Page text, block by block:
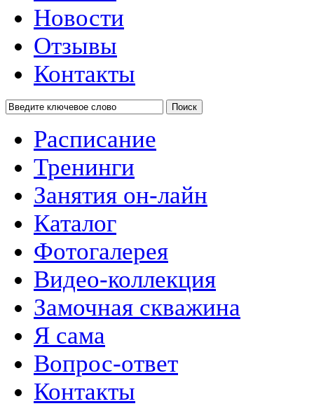
Новости
Отзывы
Контакты
Поиск
Расписание
Тренинги
Занятия он-лайн
Каталог
Фотогалерея
Видео-коллекция
Замочная скважина
Я сама
Вопрос-ответ
Контакты